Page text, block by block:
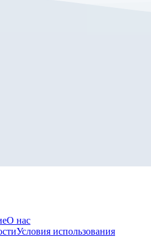
О нас
Условия использования